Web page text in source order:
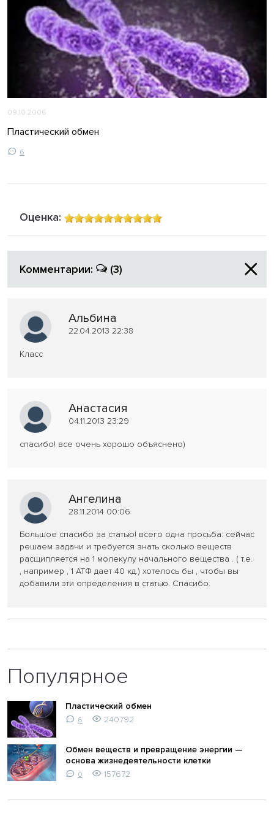
09.10.2006
Пластический обмен
6
Оценка:
Комментарии: (3)
Альбина
22.04.2013 22:38
Класс
Анастасия
04.11.2013 23:29
спасибо! все очень хорошо объяснено)
Ангелина
28.11.2014 00:06
Большое спасибо за статью! всего одна просьба: сейчас
решаем задачи и требуется знать сколько веществ
расщипляется на 1 молекулу начального вещества . ( т.е.
, например , 1 АТФ дает 40 кд.) хотелось бы , чтобы вы
добавили эти определения в статью. Спасибо.
Популярное
Пластический обмен
6 240792
Обмен веществ и превращение энергии —
основа жизнедеятельности клетки
0 157672